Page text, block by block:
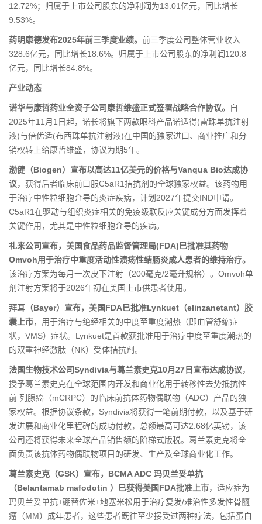
12.72%；归属于上市公司股东的净利润为13.01亿元，同比增长
9.53%。
药明康德发布2025年前三季度业绩。 前三季度公司整体营业收入
328.6亿元，同比增长18.6%。归属于上市公司股东的净利润120.8
亿元，同比增长84.8%。
产业动态
诺华与康哲药业全资子公司康哲维盛正式签署战略合作协议。
自
2025年11月1日起，诺长将旗下两款眼科产品诺适得(雷珠单抗注射
液)与倍优适(布西珠单抗注射液)在中国的独家进口、商业推广和分
销权转上给康哲维盛，协议为期5年。
渤健（Biogen）宣布以高达11亿美元的价格与Vanqua Bio达成协
议，获得后者临床前口服C5aR1拮抗剂的全球独家权益。该药物用
于治疗中性粒细胞介导的炎症疾病，计划2027年提交IND申请。
C5aR1在驱动与组织炎症相关的免疫级联反应关键成分方面发挥着
关键作用，尤其是中性粒细胞介导的疾病。
礼来公司宣布，美国食品药品监督管理局(FDA)已批准其药物
Omvoh用于治疗中重度活动性溃疡性结肠炎成人患者的维持治疗。
该治疗方案为每月一次皮下注射（200毫克/2毫升规格）。Omvoh单
剂注射方案将于2026年初在美国上市供患者使用。
拜耳（Bayer）宣布，美国FDA已批准Lynkuet（elinzanetant）胶
囊上市，用于治疗与绝经相关的中度至重度潮热（即血管舒缩症
状，VMS）症状。Lynkuet是首款获批准用于治疗中度至重度潮热的
的双重神经激肽（NK）受体拮抗剂。
法国生物技术公司Syndivia与葛兰素史克10月27日宣布达成协议，
授予葛兰素史克在全球范围内开发和商业化用于转移性去势抵抗性
前 列腺癌（mCRPC）的临床前抗体药物偶联物（ADC）产品的独
家权益。根据协议条款，Syndivia将获得一笔前期付款，以及基于研
发进展和商业化里程碑的成功付款，总额最高可达2.68亿英镑，该
公司还将获得未来全球产品销售额的阶梯式版税。葛兰素史克将全
面负责该抗体药物偶联物项目的研发、生产及全球商业化工作。
葛兰素史克（GSK）宣布，BCMA ADC 玛贝兰妥单抗
（Belantamab mafodotin ）已获得美国FDA批准上市，适应症为
玛贝兰妥单抗+硼替佐米+地塞米松用于治疗复发/难治性多发性骨髓
瘤（MM）成年患者，这些患者既往至少接受过两种疗法，包括蛋白